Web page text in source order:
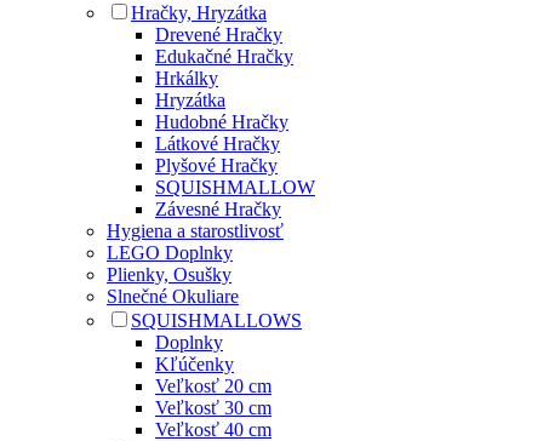
Hračky, Hryzátka
Drevené Hračky
Edukačné Hračky
Hrkálky
Hryzátka
Hudobné Hračky
Látkové Hračky
Plyšové Hračky
SQUISHMALLOW
Závesné Hračky
Hygiena a starostlivosť
LEGO Doplnky
Plienky, Osušky
Slnečné Okuliare
SQUISHMALLOWS
Doplnky
Kľúčenky
Veľkosť 20 cm
Veľkosť 30 cm
Veľkosť 40 cm